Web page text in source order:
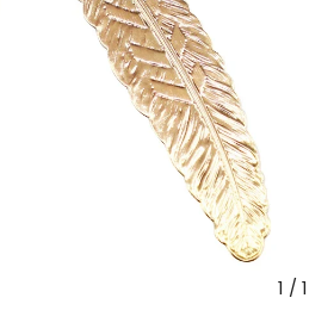
1 / 1